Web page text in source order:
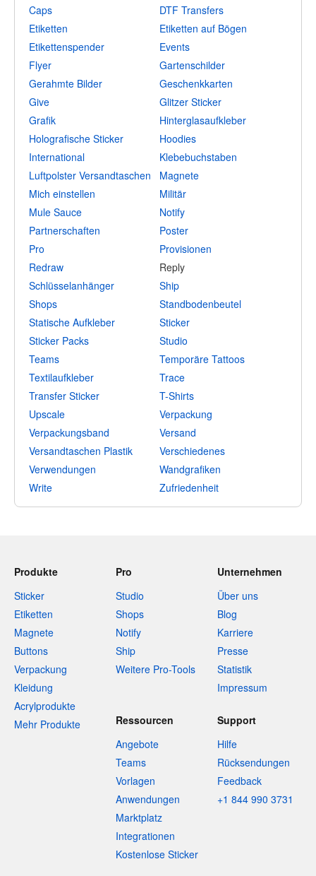
Caps
DTF Transfers
Etiketten
Etiketten auf Bögen
Etikettenspender
Events
Flyer
Gartenschilder
Gerahmte Bilder
Geschenkkarten
Give
Glitzer Sticker
Grafik
Hinterglasaufkleber
Holografische Sticker
Hoodies
International
Klebebuchstaben
Luftpolster Versandtaschen
Magnete
Mich einstellen
Militär
Mule Sauce
Notify
Partnerschaften
Poster
Pro
Provisionen
Redraw
Reply
Schlüsselanhänger
Ship
Shops
Standbodenbeutel
Statische Aufkleber
Sticker
Sticker Packs
Studio
Teams
Temporäre Tattoos
Textilaufkleber
Trace
Transfer Sticker
T-Shirts
Upscale
Verpackung
Verpackungsband
Versand
Versandtaschen Plastik
Verschiedenes
Verwendungen
Wandgrafiken
Write
Zufriedenheit
Produkte
Sticker
Etiketten
Magnete
Buttons
Verpackung
Kleidung
Acrylprodukte
Mehr Produkte
Pro
Studio
Shops
Notify
Ship
Weitere Pro-Tools
Unternehmen
Über uns
Blog
Karriere
Presse
Statistik
Impressum
Ressourcen
Angebote
Teams
Vorlagen
Anwendungen
Marktplatz
Integrationen
Kostenlose Sticker
Support
Hilfe
Rücksendungen
Feedback
+1 844 990 3731